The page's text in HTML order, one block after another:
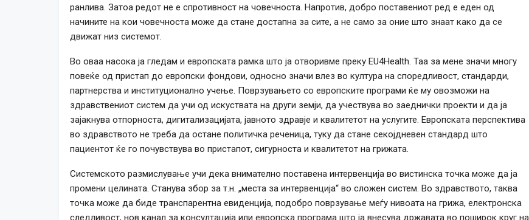
ранлива. Затоа редот не е спротивност на човечноста. Напротив, добро поставениот ред е еден од
начините на кои човечноста може да стане достапна за сите, а не само за оние што знаат како да се
движат низ системот.
Во оваа насока ја гледам и европската рамка што ја отворивме преку EU4Health. Таа за мене значи многу
повеќе од пристап до европски фондови, односно значи влез во култура на споредливост, стандарди,
партнерства и институционално учење. Поврзувањето со европските програми ќе му овозможи на
здравствениот систем да учи од искуствата на други земји, да учествува во заеднички проекти и да ја
зајакнува отпорноста, дигитализацијата, јавното здравје и квалитетот на услугите. Европската перспектива
во здравството не треба да остане политичка реченица, туку да стане секојдневен стандард што
пациентот ќе го почувствува во пристапот, сигурноста и квалитетот на грижата.
Системското размислување учи дека внимателно поставена интервенција во вистинска точка може да ја
промени целината. Станува збор за т.н. „места за интервенција“ во сложен систем. Во здравството, таква
точка може да биде транспарентна евиденција, подобро поврзување меѓу нивоата на грижа, електронска
следливост, нов канал за консултација или европска програма што ја внесува државата во поширок круг на